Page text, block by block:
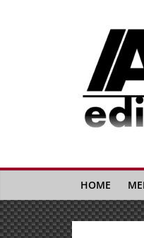
Auto
La
Gazetta
Italiana
|
HOME